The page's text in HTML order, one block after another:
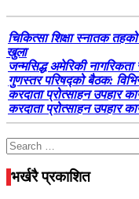
चिकित्सा शिक्षा स्नातक
खुला
जन्मसिद्ध अमेरिकी
गुणस्तर परिषद्को बैठक:
करदाता प्रोत्साहन उपहार
करदाता प्रोत्साहन उपहार
Search
for:
भर्खरै प्रकाशित